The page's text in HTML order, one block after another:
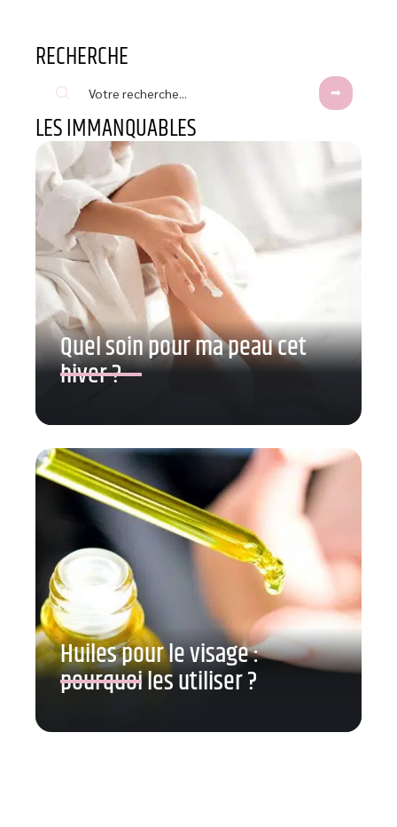
RECHERCHE
LES IMMANQUABLES
Quel soin pour ma peau cet
hiver ?
Huiles pour le visage :
pourquoi les utiliser ?